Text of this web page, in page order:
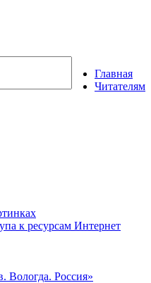
Главная
Читателям
к ресурсам Интернет
Вологда. Россия»